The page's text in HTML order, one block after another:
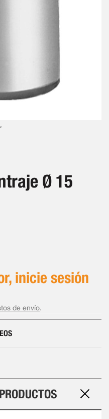
Ø 15
inicie sesión
de envío.